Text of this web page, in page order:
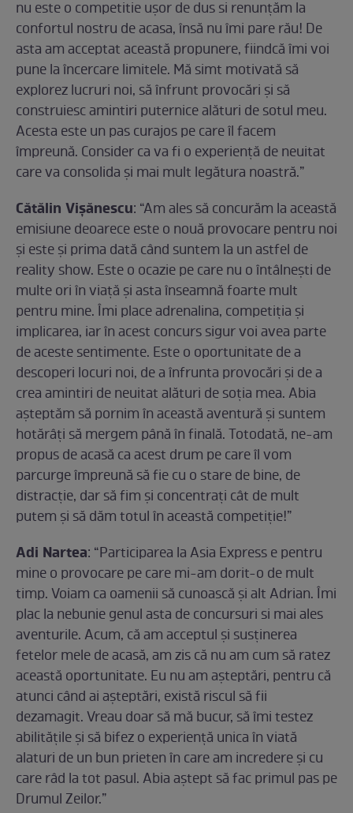
nu este o competitie uşor de dus si renunţăm la
confortul nostru de acasa, însă nu îmi pare rău! De
asta am acceptat această propunere, fiindcă îmi voi
pune la încercare limitele. Mă simt motivată să
explorez lucruri noi, să înfrunt provocări și să
construiesc amintiri puternice alături de sotul meu.
Acesta este un pas curajos pe care îl facem
împreună. Consider ca va fi o experiență de neuitat
care va consolida și mai mult legătura noastră.”
Cătălin Vișănescu: “Am ales să concurăm la această
emisiune deoarece este o nouă provocare pentru noi
şi este şi prima dată când suntem la un astfel de
reality show. Este o ocazie pe care nu o întâlneşti de
multe ori în viaţă şi asta înseamnă foarte mult
pentru mine. Îmi place adrenalina, competiţia şi
implicarea, iar în acest concurs sigur voi avea parte
de aceste sentimente. Este o oportunitate de a
descoperi locuri noi, de a înfrunta provocări şi de a
crea amintiri de neuitat alături de soţia mea. Abia
aşteptăm să pornim în această aventură şi suntem
hotărâţi să mergem până în finală. Totodată, ne-am
propus de acasă ca acest drum pe care îl vom
parcurge împreună să fie cu o stare de bine, de
distracţie, dar să fim şi concentraţi cât de mult
putem şi să dăm totul în această competiție!”
Adi Nartea: “Participarea la Asia Express e pentru
mine o provocare pe care mi-am dorit-o de mult
timp. Voiam ca oamenii să cunoască şi alt Adrian. Îmi
plac la nebunie genul asta de concursuri si mai ales
aventurile. Acum, că am acceptul şi susținerea
fetelor mele de acasă, am zis că nu am cum să ratez
această oportunitate. Eu nu am aşteptări, pentru că
atunci când ai aşteptări, există riscul să fii
dezamagit. Vreau doar să mă bucur, să îmi testez
abilitățile și să bifez o experiență unica în viată
alaturi de un bun prieten în care am incredere şi cu
care râd la tot pasul. Abia aștept să fac primul pas pe
Drumul Zeilor.”